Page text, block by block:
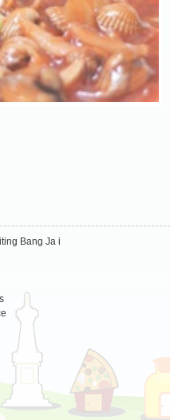
Bang Ja i